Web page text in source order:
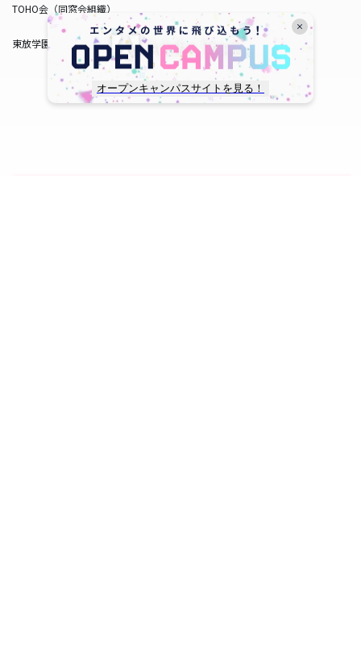
オープンキャンパスサイトを見る！
TOHO会（同窓会組織）
東放学園サービス
copyright © TOHO GAKUEN All Rights Reserved.